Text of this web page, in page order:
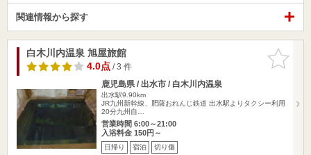
関連情報から探す
お気に入
りに追加
白木川内温泉 旭屋旅館
4.0点/ 3 件
鹿児島県 / 出水市 / 白木川内温泉
出水駅9.90km
JR九州新幹線、肥薩おれんじ鉄道 出水駅よりタクシー利用
20分九州自…
営業時間 6:00～21:00
入浴料金 150円～
日帰り 宿泊 切り傷